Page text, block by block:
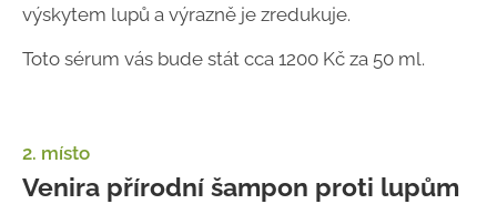
výskytem lupů a výrazně je zredukuje.
Toto sérum vás bude stát cca 1200 Kč za 50 ml.
2. místo
Venira přírodní šampon proti lupům